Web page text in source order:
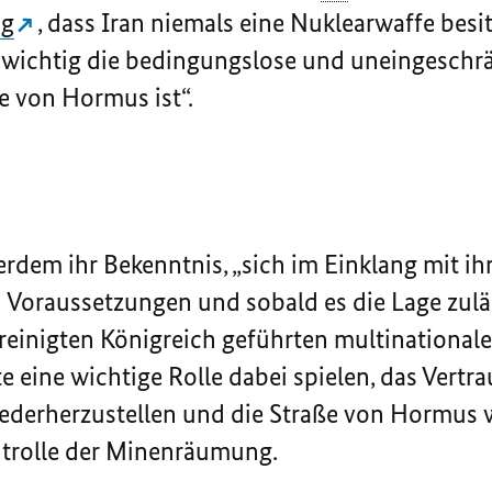
, dass Iran niemals eine Nuklearwaffe
die bedingungslose und
von Hormus ist“.
ihr Bekenntnis, „sich im Einklang mit
und sobald es die Lage
Königreich geführten
eine wichtige Rolle dabei spielen, das
und die Straße von Hormus
der Minenräumung.